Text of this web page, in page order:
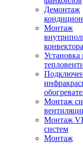
Демонтаж
Монтаж
конвектора
Установка
Монтаж
Монтаж
систем
Монтаж